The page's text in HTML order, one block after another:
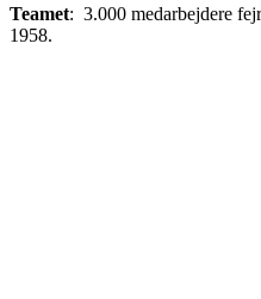
Teamet: 3.000 medarbejdere
1958.